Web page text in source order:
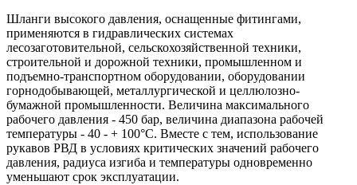
Шланги высокого давления, оснащенные фитингами,
применяются в гидравлических системах
лесозаготовительной, сельскохозяйственной техники,
строительной и дорожной техники, промышленном и
подъемно-транспортном оборудовании, оборудовании
горнодобывающей, металлургической и целлюлозно-
бумажной промышленности. Величина максимального
рабочего давления - 450 бар, величина диапазона рабочей
температуры - 40 - + 100°C. Вместе с тем, использование
рукавов РВД в условиях критических значений рабочего
давления, радиуса изгиба и температуры одновременно
уменьшают срок эксплуатации.